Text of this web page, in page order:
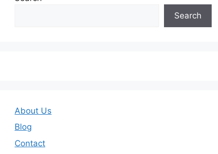
Search
About Us
Blog
Contact